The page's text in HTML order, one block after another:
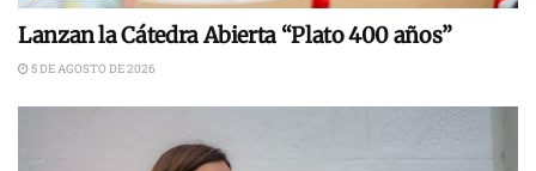
Lanzan la Cátedra Abierta “Plato 400 años”
5 DE AGOSTO DE 2026